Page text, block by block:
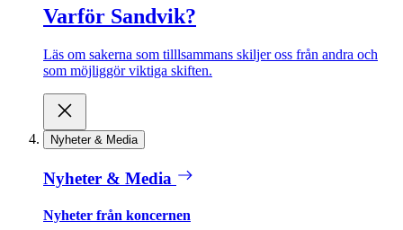
Varför Sandvik?
Läs om sakerna som tilllsammans skiljer oss från andra och
som möjliggör viktiga skiften.
Nyheter & Media
Nyheter & Media
Nyheter från koncernen